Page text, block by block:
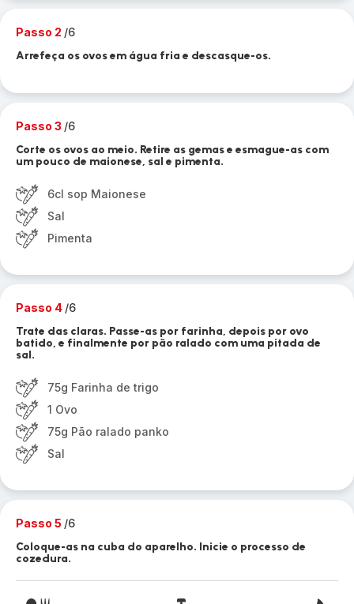
Passo 2 /6
Arrefeça os ovos em água fria e descasque-os.
Passo 3 /6
Corte os ovos ao meio. Retire as gemas e esmague-as com
um pouco de maionese, sal e pimenta.
6cl sop Maionese
Sal
Pimenta
Passo 4 /6
Trate das claras. Passe-as por farinha, depois por ovo
batido, e finalmente por pão ralado com uma pitada de
sal.
75g Farinha de trigo
1 Ovo
75g Pão ralado panko
Sal
Passo 5 /6
Coloque-as na cuba do aparelho. Inicie o processo de
cozedura.